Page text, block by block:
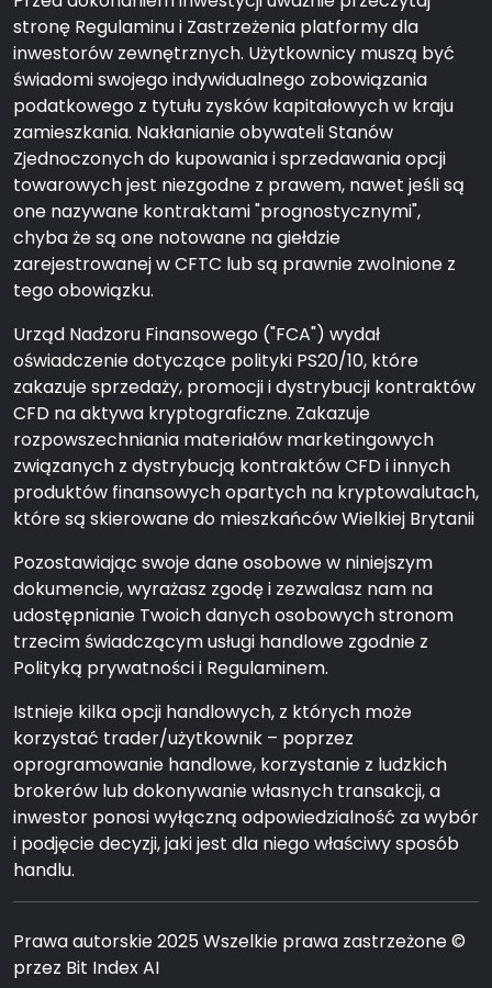
stronę Regulaminu i Zastrzeżenia platformy dla
inwestorów zewnętrznych. Użytkownicy muszą być
świadomi swojego indywidualnego zobowiązania
podatkowego z tytułu zysków kapitałowych w kraju
zamieszkania. Nakłanianie obywateli Stanów
Zjednoczonych do kupowania i sprzedawania opcji
towarowych jest niezgodne z prawem, nawet jeśli są
one nazywane kontraktami "prognostycznymi",
chyba że są one notowane na giełdzie
zarejestrowanej w CFTC lub są prawnie zwolnione z
tego obowiązku.
Urząd Nadzoru Finansowego ("FCA") wydał
oświadczenie dotyczące polityki PS20/10, które
zakazuje sprzedaży, promocji i dystrybucji kontraktów
CFD na aktywa kryptograficzne. Zakazuje
rozpowszechniania materiałów marketingowych
związanych z dystrybucją kontraktów CFD i innych
produktów finansowych opartych na kryptowalutach,
które są skierowane do mieszkańców Wielkiej Brytanii
Pozostawiając swoje dane osobowe w niniejszym
dokumencie, wyrażasz zgodę i zezwalasz nam na
udostępnianie Twoich danych osobowych stronom
trzecim świadczącym usługi handlowe zgodnie z
Polityką prywatności i Regulaminem.
Istnieje kilka opcji handlowych, z których może
korzystać trader/użytkownik – poprzez
oprogramowanie handlowe, korzystanie z ludzkich
brokerów lub dokonywanie własnych transakcji, a
inwestor ponosi wyłączną odpowiedzialność za wybór
i podjęcie decyzji, jaki jest dla niego właściwy sposób
handlu.
Prawa autorskie 2025 Wszelkie prawa zastrzeżone ©
przez Bit Index AI